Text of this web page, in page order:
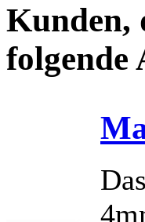
Kunden,
folgende